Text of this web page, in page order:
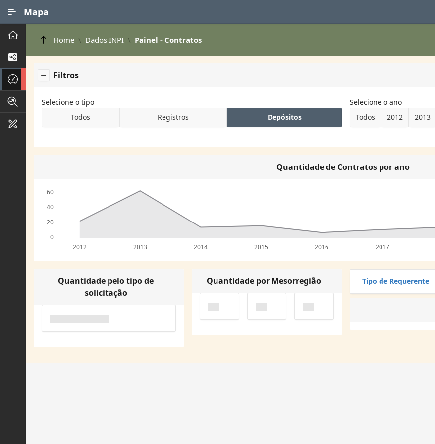
Mapa
Processos de Negócios
Home Dados INPI Painel - Contratos
Filtros
Selecione o tipo
Todos
Registros Depósitos
Selecione o ano
Todos
2012 2013
Quantidade de Contratos por ano
0
20
40
60
2012 2013 2014 2015 2016 2017
Quantidade pelo tipo de
solicitação
Quantidade por Mesorregião Tipo de Requerente